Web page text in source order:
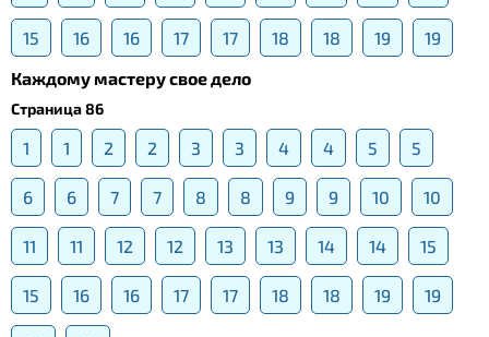
15 16 16 17 17 18 18 19
19
Каждому мастеру свое дело
Страница 86
1 1 2 2 3 3 4 4 5 5
6 6 7 7 8 8 9 9 10 10
11 11 12 12 13 13 14 14 15
15 16 16 17 17 18 18 19 19